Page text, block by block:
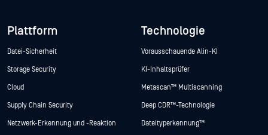
Plattform
Datei-Sicherheit
Storage Security
Cloud
Supply Chain Security
Netzwerk-Erkennung und -Reaktion
Technologie
Vorausschauende Alin-KI
KI-Inhaltsprüfer
Metascan™ Multiscanning
Deep CDR™-Technologie
Dateityperkennung™